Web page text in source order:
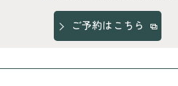
ご予約はこちら